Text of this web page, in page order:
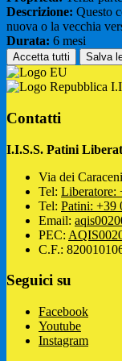
Descrizione: Questo
nuova o la vecchia
Durata: 6 mesi
Accetta tutti Salva
Contatti
I.I.S.S. Patini
Via dei
Tel: Liberatore:
Tel: Patini: +39
Email:
PEC:
C.F.:
Seguici su
Facebook
Youtube
Instagram